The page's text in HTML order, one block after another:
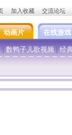
加入收藏 交流论坛
动画片 在线游戏
|数鸭子儿歌视频|经